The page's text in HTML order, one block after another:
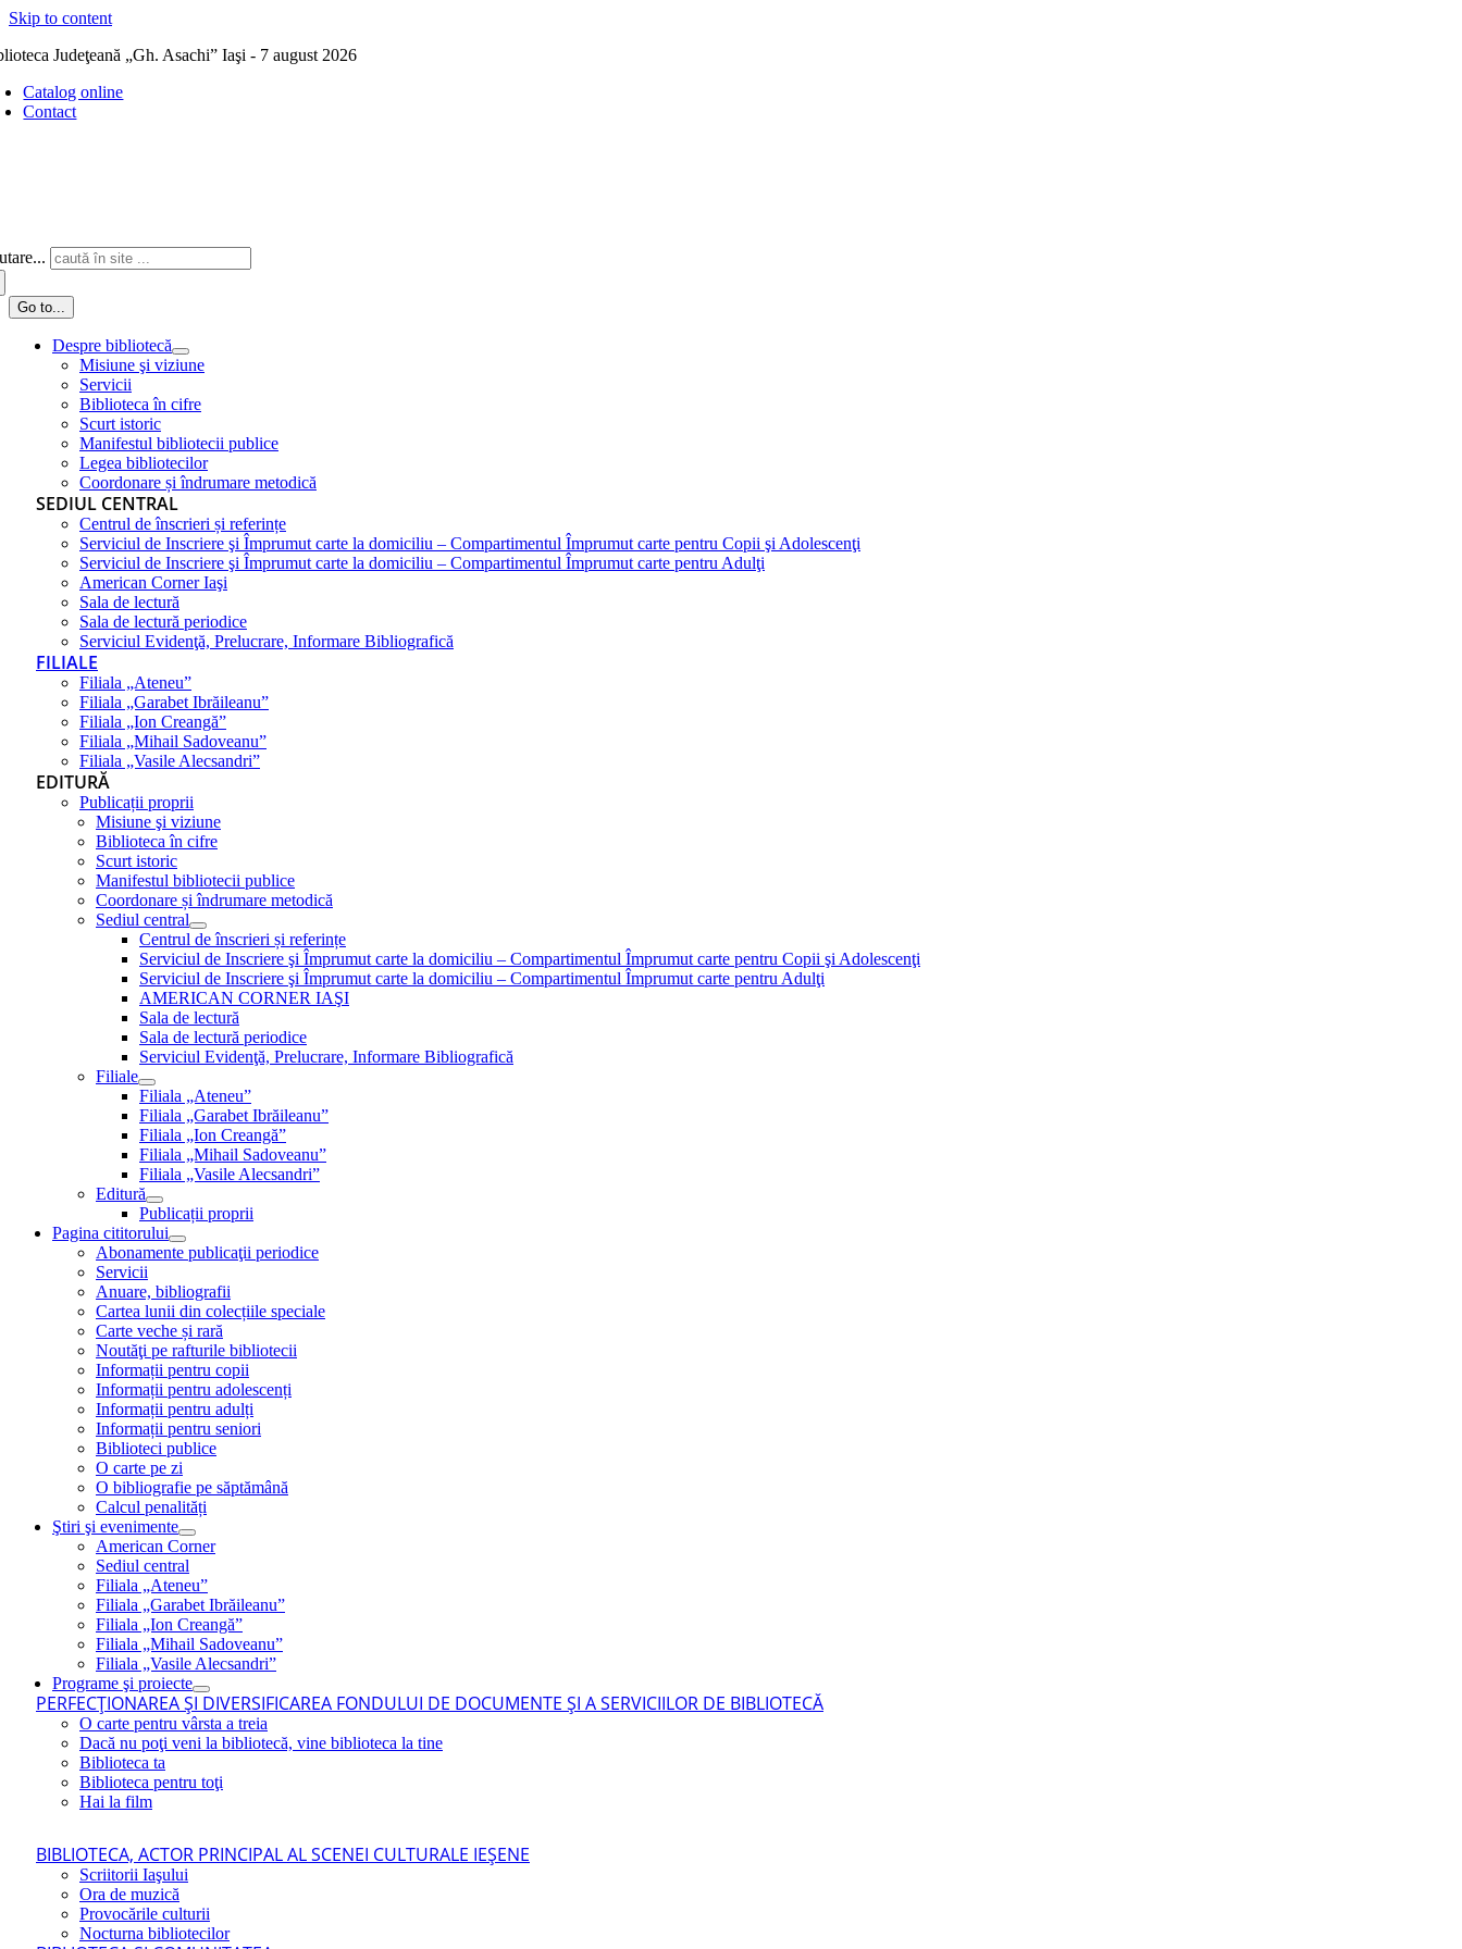
Skip to content
Judeţeană „Gh. Asachi” Iaşi - 7 august 2026
Catalog online
Contact
Go to...
Despre bibliotecă
Misiune şi viziune
Servicii
Biblioteca în cifre
Scurt istoric
Manifestul bibliotecii publice
Legea bibliotecilor
Coordonare și îndrumare metodică
SEDIUL CENTRAL
Centrul de înscrieri și referințe
Serviciul de Inscriere şi Împrumut carte la domiciliu – Compartimentul Împrumut carte pentru Copii şi Adolescenţi
Serviciul de Inscriere şi Împrumut carte la domiciliu – Compartimentul Împrumut carte pentru Adulţi
American Corner Iaşi
Sala de lectură
Sala de lectură periodice
Serviciul Evidenţă, Prelucrare, Informare Bibliografică
FILIALE
Filiala „Ateneu”
Filiala „Garabet Ibrăileanu”
Filiala „Ion Creangă”
Filiala „Mihail Sadoveanu”
Filiala „Vasile Alecsandri”
EDITURĂ
Publicații proprii
Misiune şi viziune
Biblioteca în cifre
Scurt istoric
Manifestul bibliotecii publice
Coordonare și îndrumare metodică
Sediul central
Centrul de înscrieri și referințe
Serviciul de Inscriere şi Împrumut carte la domiciliu – Compartimentul Împrumut carte pentru Copii şi Adolescenţi
Serviciul de Inscriere şi Împrumut carte la domiciliu – Compartimentul Împrumut carte pentru Adulţi
AMERICAN CORNER IAŞI
Sala de lectură
Sala de lectură periodice
Serviciul Evidenţă, Prelucrare, Informare Bibliografică
Filiale
Filiala „Ateneu”
Filiala „Garabet Ibrăileanu”
Filiala „Ion Creangă”
Filiala „Mihail Sadoveanu”
Filiala „Vasile Alecsandri”
Editură
Publicații proprii
Pagina cititorului
Abonamente publicaţii periodice
Servicii
Anuare, bibliografii
Cartea lunii din colecțiile speciale
Carte veche și rară
Noutăţi pe rafturile bibliotecii
Informații pentru copii
Informații pentru adolescenți
Informații pentru adulți
Informații pentru seniori
Biblioteci publice
O carte pe zi
O bibliografie pe săptămână
Calcul penalități
Ştiri şi evenimente
American Corner
Sediul central
Filiala „Ateneu”
Filiala „Garabet Ibrăileanu”
Filiala „Ion Creangă”
Filiala „Mihail Sadoveanu”
Filiala „Vasile Alecsandri”
Programe şi proiecte
PERFECŢIONAREA ŞI DIVERSIFICAREA FONDULUI DE DOCUMENTE ŞI A SERVICIILOR DE BIBLIOTECĂ
O carte pentru vârsta a treia
Dacă nu poţi veni la bibliotecă, vine biblioteca la tine
Biblioteca ta
Biblioteca pentru toţi
Hai la film
BIBLIOTECA, ACTOR PRINCIPAL AL SCENEI CULTURALE IEŞENE
Scriitorii Iaşului
Ora de muzică
Provocările culturii
Nocturna bibliotecilor